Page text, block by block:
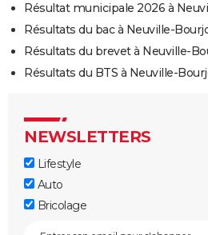
Résultat municipale 2026 à
Résultats du bac à Neuville-
Résultats du brevet à Neuville-
Résultats du BTS à Neuville-
NEWSLETTERS
Lifestyle
Auto
Bricolage